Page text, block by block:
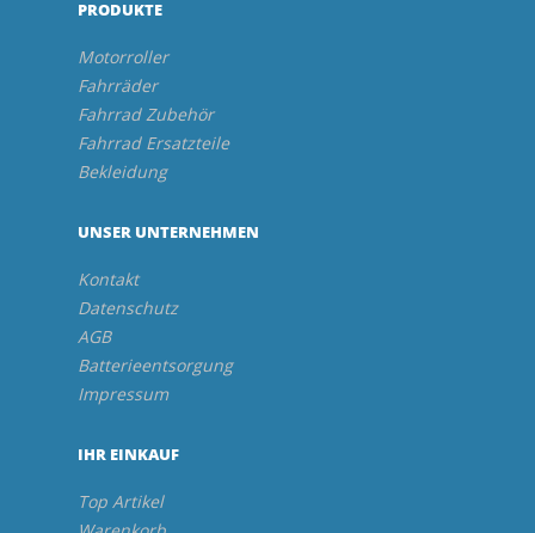
PRODUKTE
Motorroller
Fahrräder
Fahrrad Zubehör
Fahrrad Ersatzteile
Bekleidung
UNSER UNTERNEHMEN
Kontakt
Datenschutz
AGB
Batterieentsorgung
Impressum
IHR EINKAUF
Top Artikel